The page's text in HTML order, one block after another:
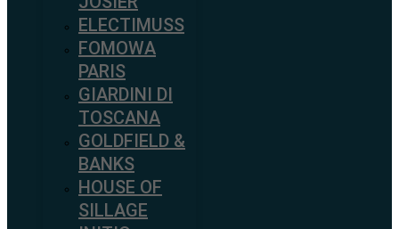
ELECTIMUSS
FOMOWA
PARIS
GIARDINI DI
TOSCANA
GOLDFIELD &
BANKS
HOUSE OF
SILLAGE